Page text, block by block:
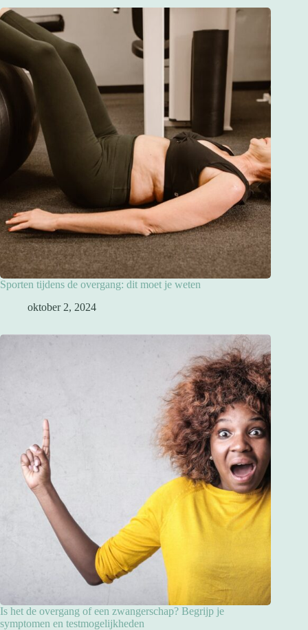
Sporten tijdens de overgang: dit moet je weten
oktober 2, 2024
Is het de overgang of een zwangerschap? Begrijp je
symptomen en testmogelijkheden